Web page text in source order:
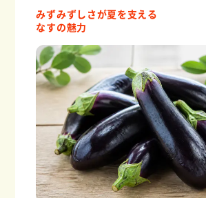
みずみずしさが夏を支える
なすの魅力